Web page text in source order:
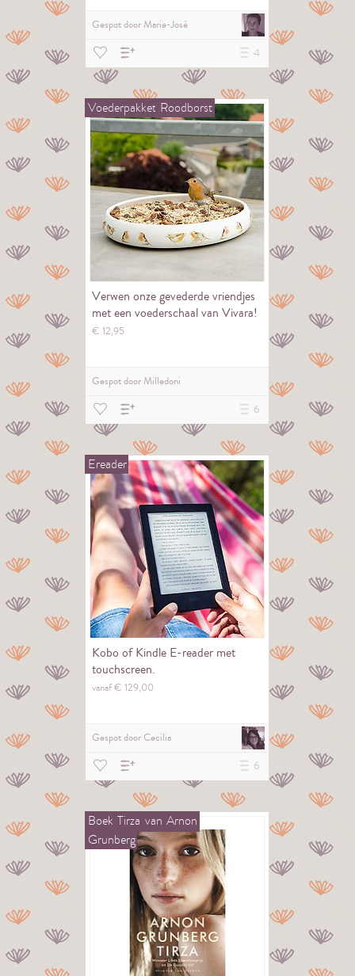
Gespot doorMarie-José
4
Voederpakket Roodborst
Verwen onze gevederde vriendjes
met een voederschaal van Vivara!
€ 12,95
Gespot doorMilledoni
6
Ereader
Kobo of Kindle E-reader met
touchscreen.
vanaf € 129,00
Gespot doorCecilia
6
Boek Tirza van Arnon
Grunberg